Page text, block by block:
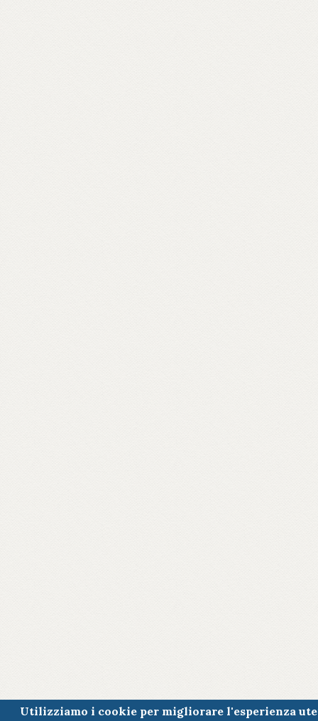
Utilizziamo i cookie per migliorare l'esperienza